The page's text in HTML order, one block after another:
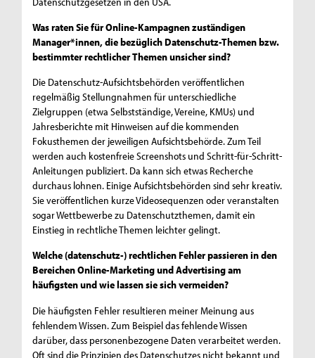
Was raten Sie für Online-Kampagnen zuständigen
Manager*innen, die bezüglich Datenschutz-Themen bzw.
bestimmter rechtlicher Themen unsicher sind?
Die Datenschutz-Aufsichtsbehörden veröffentlichen
regelmäßig Stellungnahmen für unterschiedliche
Zielgruppen (etwa Selbstständige, Vereine, KMUs) und
Jahresberichte mit Hinweisen auf die kommenden
Fokusthemen der jeweiligen Aufsichtsbehörde. Zum Teil
werden auch kostenfreie Screenshots und Schritt-für-Schritt-
Anleitungen publiziert. Da kann sich etwas Recherche
durchaus lohnen. Einige Aufsichtsbehörden sind sehr kreativ.
Sie veröffentlichen kurze Videosequenzen oder veranstalten
sogar Wettbewerbe zu Datenschutzthemen, damit ein
Einstieg in rechtliche Themen leichter gelingt.
Welche (datenschutz-) rechtlichen Fehler passieren in den
Bereichen Online-Marketing und Advertising am
häufigsten und wie lassen sie sich vermeiden?
Die häufigsten Fehler resultieren meiner Meinung aus
fehlendem Wissen. Zum Beispiel das fehlende Wissen
darüber, dass personenbezogene Daten verarbeitet werden.
Oft sind die Prinzipien des Datenschutzes nicht bekannt und